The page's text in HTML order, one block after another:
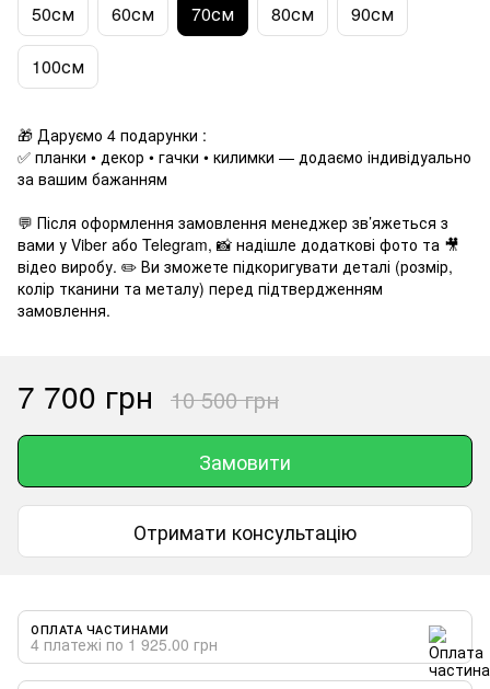
50см 60см 70см 80см 90см
100см
🎁 Даруємо 4 подарунки :
✅ планки • декор • гачки • килимки — додаємо індивідуально
за вашим бажанням
💬 Після оформлення замовлення менеджер зв’яжеться з
вами у Viber або Telegram, 📸 надішле додаткові фото та 🎥
відео виробу. ✏️ Ви зможете підкоригувати деталі (розмір,
колір тканини та металу) перед підтвердженням
замовлення.
7 700 грн 10 500 грн
Замовити
Отримати консультацію
ОПЛАТА ЧАСТИНАМИ
4 платежі по 1 925.00 грн